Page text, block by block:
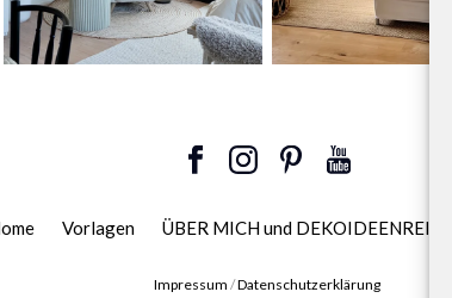
Vorlagen ÜBER MICH und DEKOIDEENREICH
Impressum /Datenschutzerklärung